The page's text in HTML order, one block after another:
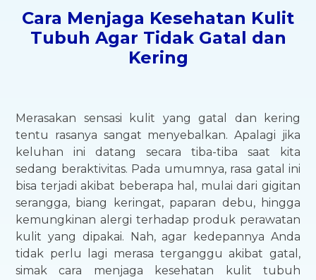
Cara Menjaga Kesehatan Kulit
Tubuh Agar Tidak Gatal dan
Kering
Merasakan sensasi kulit yang gatal dan kering
tentu rasanya sangat menyebalkan. Apalagi jika
keluhan ini datang secara tiba-tiba saat kita
sedang beraktivitas. Pada umumnya, rasa gatal ini
bisa terjadi akibat beberapa hal, mulai dari gigitan
serangga, biang keringat, paparan debu, hingga
kemungkinan alergi terhadap produk perawatan
kulit yang dipakai. Nah, agar kedepannya Anda
tidak perlu lagi merasa terganggu akibat gatal,
simak cara menjaga kesehatan kulit tubuh